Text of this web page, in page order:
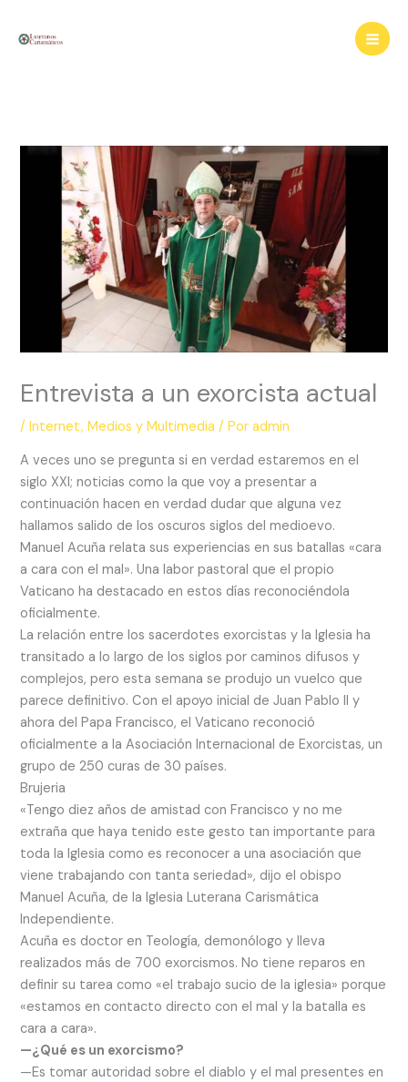
Entrevista a un exorcista actual
/Internet,Medios y Multimedia / Poradmin
A veces uno se pregunta si en verdad estaremos en el
siglo XXI; noticias como la que voy a presentar a
continuación hacen en verdad dudar que alguna vez
hallamos salido de los oscuros siglos del medioevo.
Manuel Acuña relata sus experiencias en sus batallas «cara
a cara con el mal». Una labor pastoral que el propio
Vaticano ha destacado en estos días reconociéndola
oficialmente.
La relación entre los sacerdotes exorcistas y la Iglesia ha
transitado a lo largo de los siglos por caminos difusos y
complejos, pero esta semana se produjo un vuelco que
parece definitivo. Con el apoyo inicial de Juan Pablo II y
ahora del Papa Francisco, el Vaticano reconoció
oficialmente a la Asociación Internacional de Exorcistas, un
grupo de 250 curas de 30 países.
Brujeria
«Tengo diez años de amistad con Francisco y no me
extraña que haya tenido este gesto tan importante para
toda la Iglesia como es reconocer a una asociación que
viene trabajando con tanta seriedad», dijo el obispo
Manuel Acuña, de la Iglesia Luterana Carismática
Independiente.
Acuña es doctor en Teología, demonólogo y lleva
realizados más de 700 exorcismos. No tiene reparos en
definir su tarea como «el trabajo sucio de la iglesia» porque
«estamos en contacto directo con el mal y la batalla es
cara a cara».
—¿Qué es un exorcismo?
—Es tomar autoridad sobre el diablo y el mal presentes en